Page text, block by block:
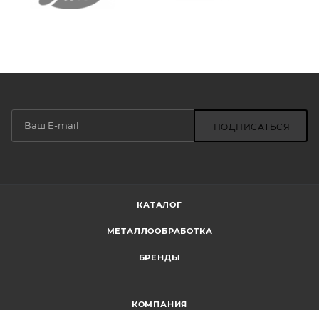
ПОДПИСАТЬСЯ
КАТАЛОГ
МЕТАЛЛООБРАБОТКА
БРЕНДЫ
КОМПАНИЯ